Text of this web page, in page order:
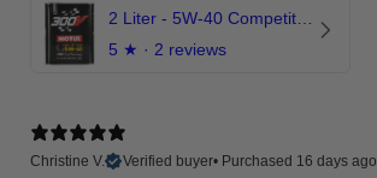
5 ★ · 2 reviews
Christine V.
Verified buyer• Purchased 16 days ago